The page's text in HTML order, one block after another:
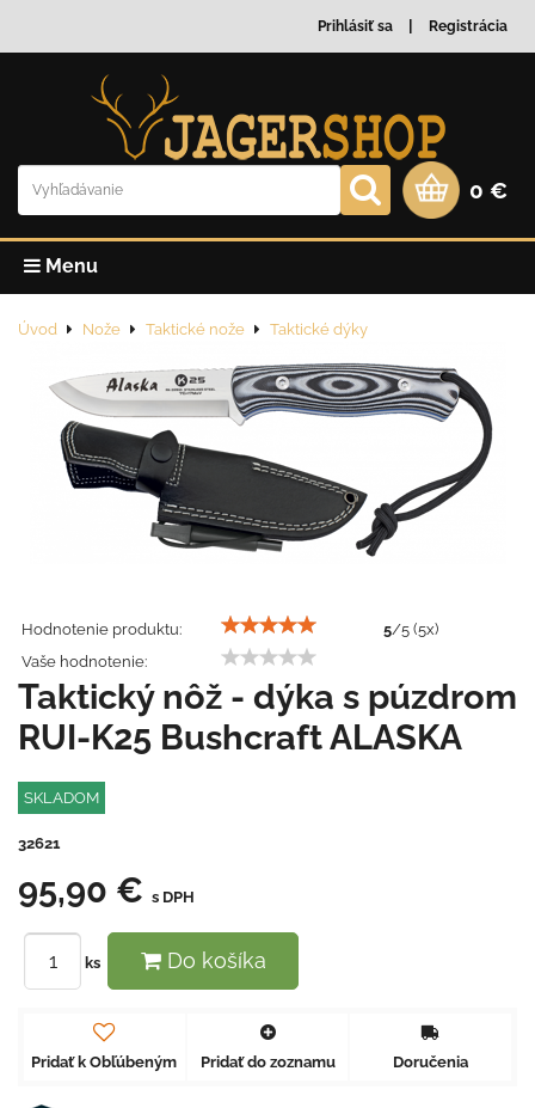
Prihlásiť sa Registrácia
0 €
Menu
Úvod Nože Taktické nože Taktické dýky
Hodnotenie produktu: 5/5 (5x)
Vaše hodnotenie:
Taktický nôž - dýka s púzdrom
RUI-K25 Bushcraft ALASKA
SKLADOM
32621
95,90 € s DPH
ks Do košíka
Pridať k Obľúbeným Pridať do zoznamu Doručenia